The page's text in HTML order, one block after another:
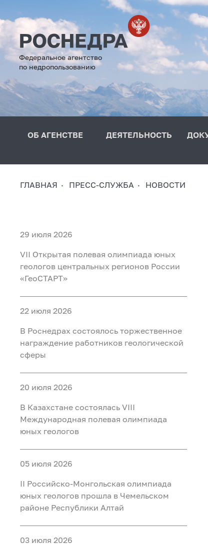
Федеральное агентство
по недропользованию
ОБ АГЕНСТВЕ ДЕЯТЕЛЬНОСТЬ
ГЛАВНАЯ ПРЕСС-СЛУЖБА НОВОСТИ
29 июля 2026
VII Открытая полевая олимпиада юных
геологов центральных регионов России
«ГеоСТАРТ»
22 июля 2026
В Роснедрах состоялось торжественное
награждение работников геологической
сферы
20 июля 2026
В Казахстане состоялась VIII
Международная полевая олимпиада
юных геологов
05 июля 2026
II Российско‑Монгольская олимпиада
юных геологов прошла в Чемельском
районе Республики Алтай
03 июля 2026